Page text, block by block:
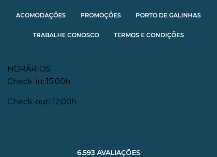
ACOMODAÇÕES PROMOÇÕES PORTO DE GALINHAS
TRABALHE CONOSCO TERMOS E CONDIÇÕES
HORÁRIOS
Check-in: 15:00h
Check-out: 12:00h
6.593 AVALIAÇÕES